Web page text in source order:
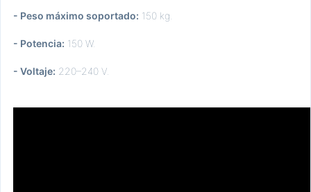
- Peso máximo soportado: 150 kg.
- Potencia: 150 W.
- Voltaje: 220–240 V.